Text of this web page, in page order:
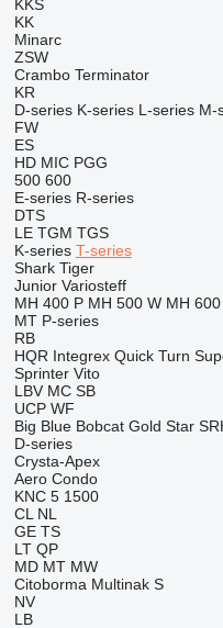
KKS
KK
Minarc
ZSW
Crambo Terminator
KR
D-series K-series L-series M-
FW
ES
HD MIC PGG
500 600
E-series R-series
DTS
LE TGM TGS
K-series T-series
Shark Tiger
Junior Variosteff
MH 400 P MH 500 W MH
MT P-series
RB
HQR Integrex Quick Turn
Sprinter Vito
LBV MC SB
UCP WF
Big Blue Bobcat Gold Star
D-series
Crysta-Apex
Aero Condo
KNC 5 1500
CL NL
GE TS
LT QP
MD MT MW
Citoborma Multinak S
NV
LB